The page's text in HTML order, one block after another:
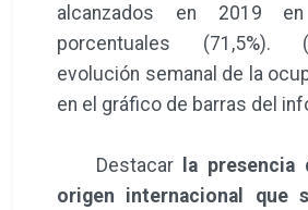
alcanzados en 2019
porcentuales (71,5%).
evolución semanal de la
en el gráfico de barras del
Destacarla presencia
origen internacional que